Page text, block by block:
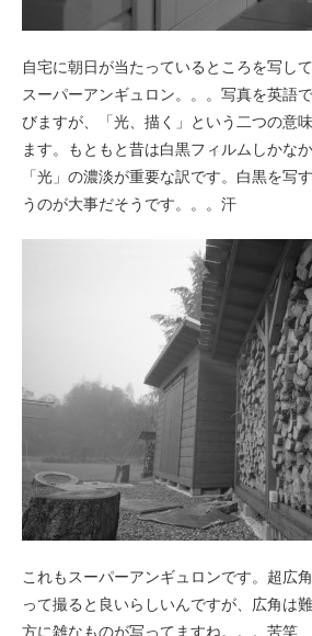
自宅に朝日が当たっているところを写し
スーパーアンギュロン。。。写真を英語
びますが、「光、描く」という二つの意
ます。もともと昔は白黒フィルムしかな
「光」の濃淡が重要な訳です。白黒を写
うのが大事だそうです。。。汗
これもスーパーアンギュロンです。超広
って撮ると良いらしいんですが、広角は
方に雑なものが写ってますね。。。苦笑